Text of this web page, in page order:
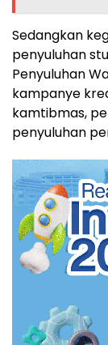
Sedangkan
penyuluhan
Penyuluhan
kampanye
kamtibmas,
penyuluhan